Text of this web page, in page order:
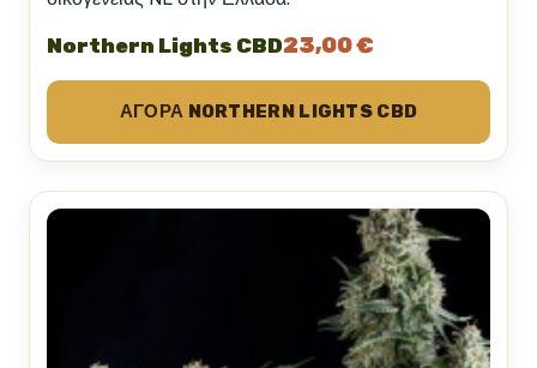
Northern Lights CBD23,00 €
ΑΓΟΡΆ NORTHERN LIGHTS CBD